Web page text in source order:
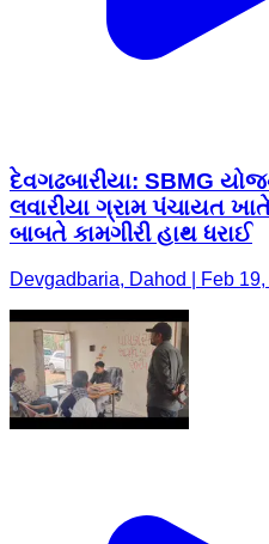
દેવગઢબારીયા: SBMG
લવારીયા ગ્રામ પંચાયત
બાબતે કામગીરી હાથ ધરાઈ
Devgadbaria, Dahod | Feb